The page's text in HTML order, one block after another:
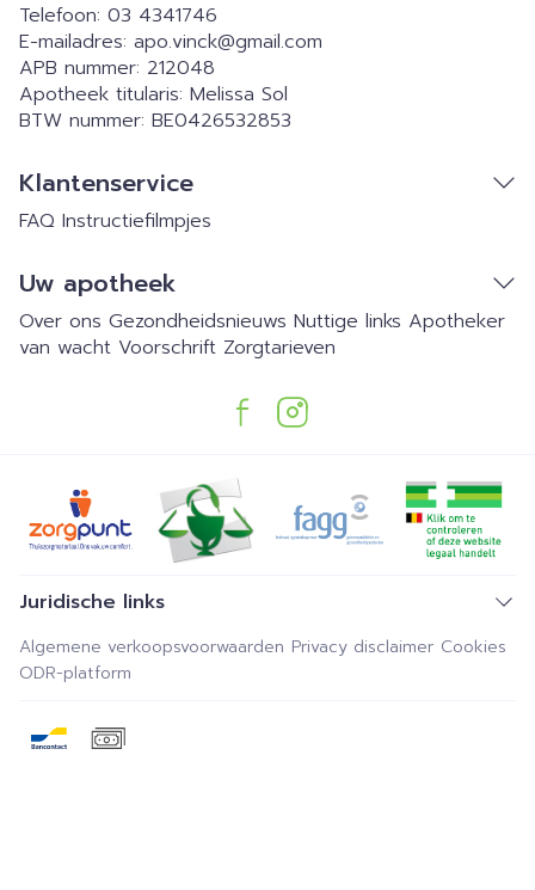
Telefoon: 03 4341746
E-mailadres: apo.vinck@gmail.com
APB nummer: 212048
Apotheek titularis: Melissa Sol
BTW nummer: BE0426532853
Klantenservice
FAQ Instructiefilmpjes
Uw apotheek
Over ons Gezondheidsnieuws Nuttige links Apotheker
van wacht Voorschrift Zorgtarieven
Juridische links
Algemene verkoopsvoorwaarden Privacy disclaimer Cookies
ODR-platform